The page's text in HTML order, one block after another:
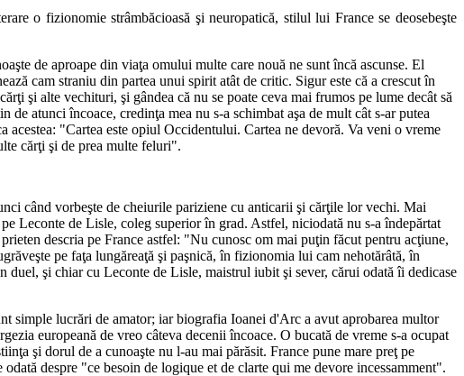
o fizionomie strâmbăcioasă şi neuropatică, stilul lui France se deosebeşte
de aproape din viaţa omului multe care nouă ne sunt încă ascunse. El
cam straniu din partea unui spirit atât de critic. Sigur este că a crescut în
şi alte vechituri, şi gândea că nu se poate ceva mai frumos pe lume decât să
atunci încoace, credinţa mea nu s-a schimbat aşa de mult cât s-ar putea
"Cartea este opiul Occidentului. Cartea ne devoră. Va veni o vreme
cărţi şi de prea multe feluri".
când vorbeşte de cheiurile pariziene cu anticarii şi cărţile lor vechi. Mai
Leconte de Lisle, coleg superior în grad. Astfel, niciodată nu s-a îndepărtat
descria pe France astfel: "Nu cunosc om mai puţin făcut pentru acţiune,
pe faţa lungăreaţă şi paşnică, în fizionomia lui cam nehotărâtă, în
şi chiar cu Leconte de Lisle, maistrul iubit şi sever, cărui odată îi dedicase
simple lucrări de amator; iar biografia Ioanei d'Arc a avut aprobarea multor
europeană de vreo câteva decenii încoace. O bucată de vreme s-a ocupat
şi dorul de a cunoaşte nu l-au mai părăsit. France pune mare preţ pe
despre "ce besoin de logique et de clarte qui me devore incessamment".